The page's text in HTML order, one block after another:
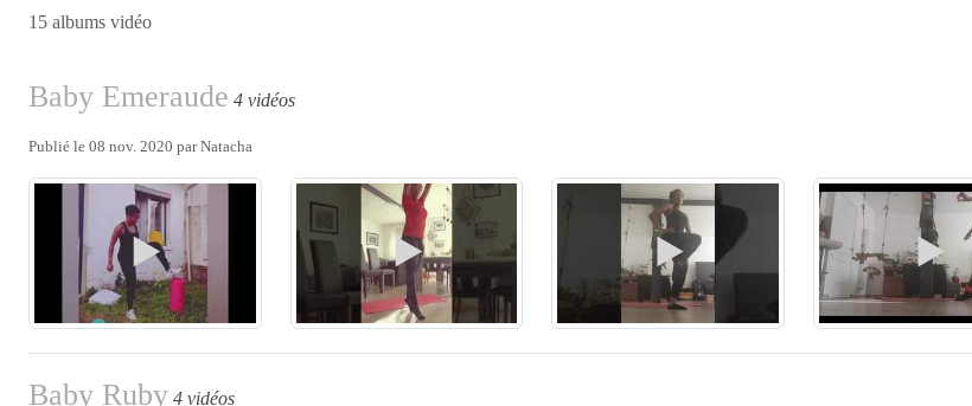
15 albums vidéo
Baby Emeraude 4 vidéos
Publié le 08 nov. 2020 parNatacha
Baby Ruby 4 vidéos